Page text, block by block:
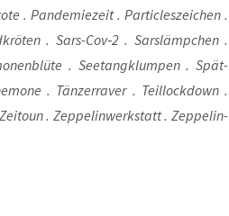
. Pan­de­mie­zeit . Par­tic­les­zei­chen .
. Sars-Cov‑2 . Sars­lämp­chen .
. See­tang­klum­pen . Spät­
. Tän­zer­ra­ver . Teil­lock­down .
. Zep­pe­lin­werk­statt . Zep­pe­lin­